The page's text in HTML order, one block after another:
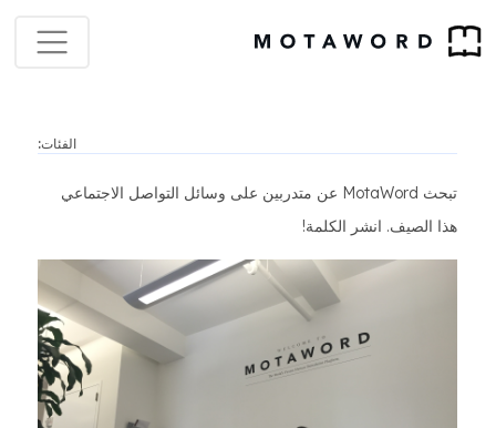
الفئات:
تبحث MotaWord عن متدربين على وسائل التواصل الاجتماعي
هذا الصيف. انشر الكلمة!